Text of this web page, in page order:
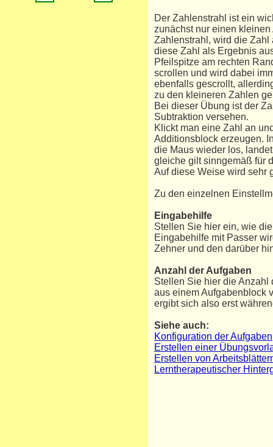
Der Zahlenstrahl ist ein
zunächst nur einen
Zahlenstrahl, wird die
diese Zahl als Ergebnis
Pfeilspitze am rechten
scrollen und wird dabei
ebenfalls gescrollt,
zu den kleineren Zahlen
Bei dieser Übung ist der
Subtraktion versehen.
Klickt man eine Zahl an
Additionsblock erzeugen.
die Maus wieder los,
gleiche gilt sinngemäß für
Auf diese Weise wird sehr
Zu den einzelnen
Eingabehilfe
Stellen Sie hier ein, wie
Eingabehilfe mit Passer
Zehner und den darüber
Anzahl der Aufgaben
Stellen Sie hier die Anzahl
aus einem Aufgabenblock
ergibt sich also erst
Siehe auch:
Konfiguration der Aufgaben
Erstellen einer
Erstellen von
Lerntherapeutischer